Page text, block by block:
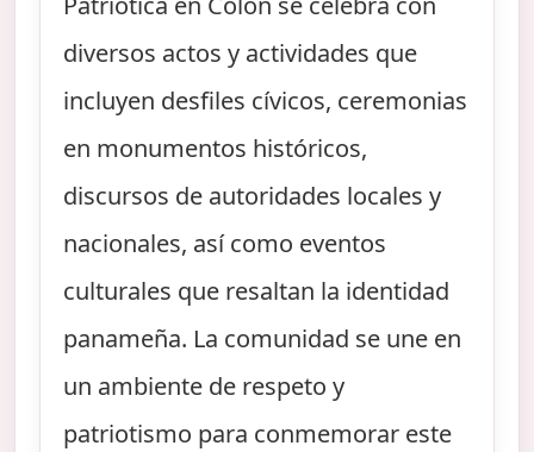
diversos actos y actividades que
incluyen desfiles cívicos, ceremonias
en monumentos históricos,
discursos de autoridades locales y
nacionales, así como eventos
culturales que resaltan la identidad
panameña. La comunidad se une en
un ambiente de respeto y
patriotismo para conmemorar este